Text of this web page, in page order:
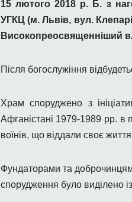
15 лютого 2018 р. Б. з
УГКЦ (м. Львів, вул.
Високопреосвященніший
Після богослужіння
Храм споруджено з
Афганістані 1979-1989 рр. в
воїнів, що віддали своє
Фундаторами та
спорудження було виділено